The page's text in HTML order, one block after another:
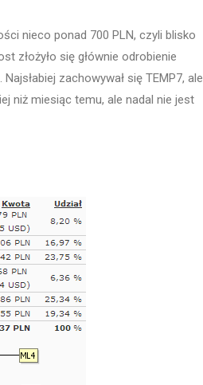
nieco ponad 700 PLN, czyli blisko
złożyło się głównie odrobienie
zachowywał się TEMP7, ale
niż miesiąc temu, ale nadal nie jest